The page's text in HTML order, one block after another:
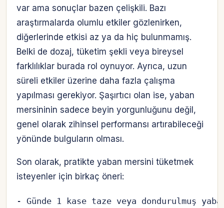
var ama sonuçlar bazen çelişkili. Bazı
araştırmalarda olumlu etkiler gözlenirken,
diğerlerinde etkisi az ya da hiç bulunmamış.
Belki de dozaj, tüketim şekli veya bireysel
farklılıklar burada rol oynuyor. Ayrıca, uzun
süreli etkiler üzerine daha fazla çalışma
yapılması gerekiyor. Şaşırtıcı olan ise, yaban
mersininin sadece beyin yorgunluğunu değil,
genel olarak zihinsel performansı artırabileceği
yönünde bulguların olması.
Son olarak, pratikte yaban mersini tüketmek
isteyenler için birkaç öneri:
- Günde 1 kase taze veya dondurulmuş